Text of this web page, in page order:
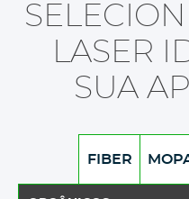
LASER
SUA
FIBER